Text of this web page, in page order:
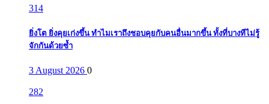
314
ยิ่งโต ยิ่งคุยเก่งขึ้น ทำไมเราถึงชอบคุยกับคนอื่นมากขึ้น ทั้งที่บางทีไม่รู้
จักกันด้วยซ้ำ
3 August 2026 0
282